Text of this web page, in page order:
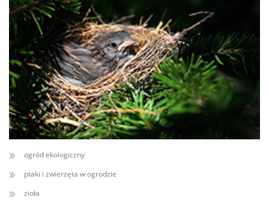
ogród ekologiczny
ptaki i zwierzęta w ogrodzie
zioła